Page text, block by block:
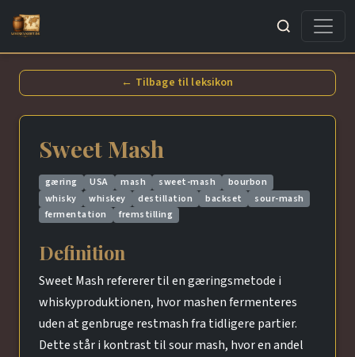
Søg
← Tilbage til leksikon
Sweet Mash
gæring USA mash sweet-mash
bourbon
whisky
whiskey destillation backset
sour-mash
fermentation
fremstilling
Definition
Sweet Mash refererer til en gæringsmetode i
whiskyproduktionen, hvor mashen fermenteres
uden at genbruge restmash fra tidligere partier.
Dette står i kontrast til sour mash, hvor en andel